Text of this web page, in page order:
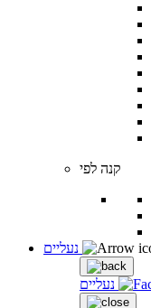
קנה לפי
נעליים